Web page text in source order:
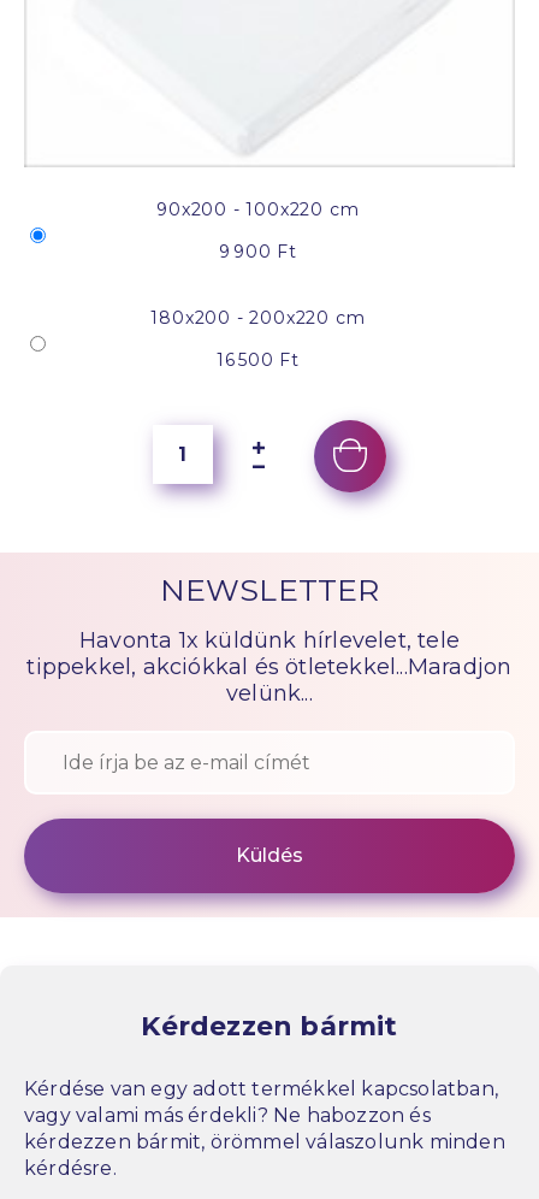
90x200 - 100x220 cm
9 900 Ft
180x200 - 200x220 cm
16 500 Ft
NEWSLETTER
Havonta 1x küldünk hírlevelet, tele
tippekkel, akciókkal és ötletekkel...Maradjon
velünk...
Kérdezzen bármit
Kérdése van egy adott termékkel kapcsolatban,
vagy valami más érdekli? Ne habozzon és
kérdezzen bármit, örömmel válaszolunk minden
kérdésre.